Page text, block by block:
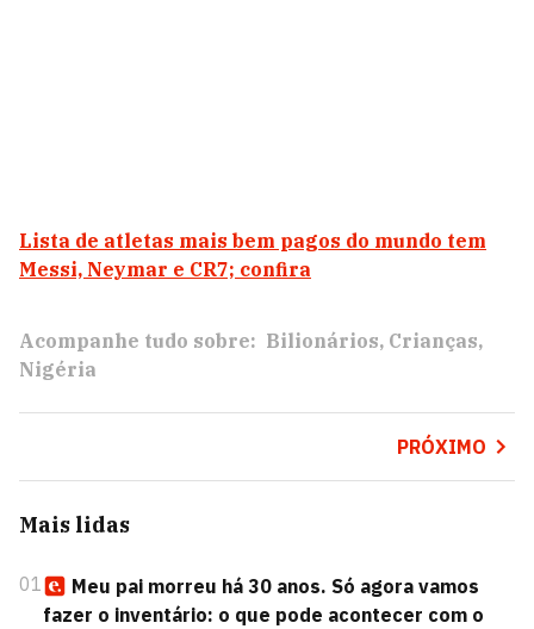
Lista de atletas mais bem pagos do mundo tem
Messi, Neymar e CR7; confira
Acompanhe tudo sobre: Bilionários Crianças
Nigéria
PRÓXIMO
Mais lidas
01
Meu pai morreu há 30 anos. Só agora vamos
fazer o inventário: o que pode acontecer com o